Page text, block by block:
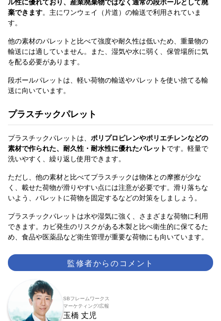
ル性に優れており、産業廃棄物ではなく通常の段ボールとして廃
棄できます。主にワンウェイ（片道）の輸送で利用されていま
す。
他の素材のパレットと比べて強度や耐久性は低いため、重量物の
輸送には適していません。また、湿気や水に弱く、保管場所に気
を配る必要があります。
段ボールパレットは、軽い荷物の輸送やパレットを使い捨てる輸
送に向いています。
プラスチックパレット
プラスチックパレットは、 ポリプロピレンやポリエチレンなどの
素材で作られた、耐久性・耐水性に優れたパレットです。軽量で
洗いやすく、繰り返し使用できます。
ただし、他の素材と比べてプラスチックは物体との摩擦が少な
く、載せた荷物が滑りやすい点には注意が必要です。滑り落ちな
いよう、パレットに荷物を固定するなどの対策をしましょう。
プラスチックパレットは水や湿気に強く、さまざまな荷物に利用
できます。カビ発生のリスクがある木製と比べ衛生的に保てるた
め、食品や医薬品など衛生管理が重要な荷物にも向いています。
監修者からのコメント
SBフレームワークス
マーケティング/広報
玉橋 丈児